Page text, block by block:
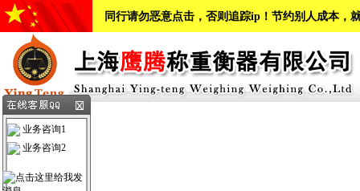
同行请勿恶意点击，否则追踪ip！节约别人成本，
业务咨询1
业务咨询2